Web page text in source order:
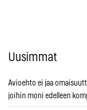
Uusimmat
Avioehto ei jaa
joihin moni edelleen